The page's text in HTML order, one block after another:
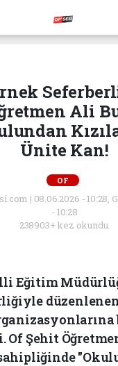
Ali
Ünite Kan!
OF
| 08.06.2026 - 10:28,
- 10:28
238903+ kez okundu.
Eğitim
Of Şehit